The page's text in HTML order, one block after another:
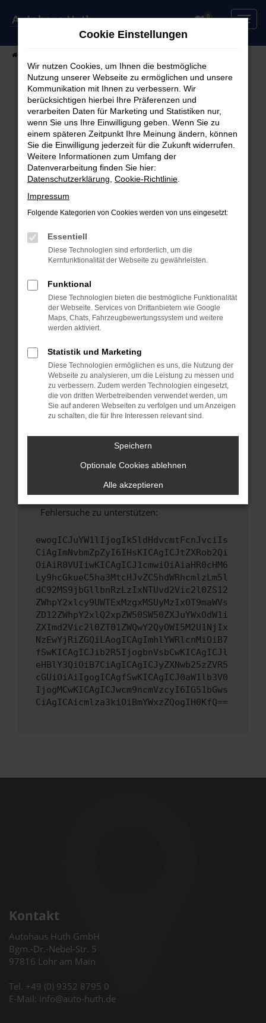
Zum
0
Fehler: Network Error
Beim Laden ist ein Fehler aufgetreten.
Hier sind ein paar Tipps, die dir helfen können:
Überprüfe deine Firewall und deine
Internetverbindung.
Laden andere Webseiten, zum Beispiel deine
Manche Erweiterungen, wie Werbeblocker,
können das Laden bestimmter Seiten
verhindern. Funktioniert die Seite in einem
Fenster?
Starte dein Gerät neu.
Das kann manchmal helfen, vorübergehende
Probleme zu beheben.
Stelle sicher, dass dein Browser und dein
Betriebssystem auf dem neuesten Stand
sind.
Veraltete Software birgt nicht nur ein
Sicherheitsrisiko, sondern kann auch dazu
führen, dass bestimmte Funktionen nicht mehr
Wende dich an den Webseitenbetreiber.
Wenn du alle oben genannten Schritte versucht
hast, kontaktiere uns bitte. Wir werden
versuchen, das Problem zu beheben. Du kannst
uns diesen Text schicken, um uns bei der
Fehlersuche zu unterstützen:
ewogICJuYW1lIjogIk5ldHdvcmtFcnJvciIs
CiAgImNvbmZpZyI6IHsKICAgICJtZXRob2Qi
OiAiR0VUIiwKICAgICJ1cmwiOiAiaHR0cHM6
Ly9hcGkueC5ha3MtcHJvZC5hdWRhcmlzLm5l
dC92MS9jbGllbnRzLzIxNTUvd2Vic2l0ZS12
ZWhpY2xlcy9UWTExMzgxMSUyMzIxOT9maWVs
ZD12ZWhpY2xlQ2xpZW50SW50ZXJuYWxOdW1i
ZXImd2Vic2l0ZT01ZWQwY2QyOWI5M2U1NjIx
NzEwYjRiZGQiLAogICAgImhlYWRlcnMiOiB7
fSwKICAgICJib2R5IjogbnVsbCwKICAgICJl
eHBlY3QiOiB7CiAgICAgICJyZXNwb25zZVR5
cGUiOiAiIgogICAgfSwKICAgICJ0aW1lb3V0
IjogMCwKICAgICJwcm9ncmVzcyI6IG51bGws
CiAgICAicmlza3kiOiBmYWxzZQogIH0KfQ==
Kontakt
Autohaus Huth GmbH
Bgm.-Dr.-Nebel-Str. 5
97816 Lohr am Main
Tel. +49 (0) 9352 8795 0
E-Mail: info@auto-huth.de
Cookie Einstellungen
Wir nutzen Cookies, um Ihnen die bestmögliche
Nutzung unserer Webseite zu ermöglichen und unsere
Kommunikation mit Ihnen zu verbessern. Wir
berücksichtigen hierbei Ihre Präferenzen und
verarbeiten Daten für Marketing und Statistiken nur,
wenn Sie uns Ihre Einwilligung geben. Wenn Sie zu
einem späteren Zeitpunkt Ihre Meinung ändern, können
Sie die Einwilligung jederzeit für die Zukunft widerrufen.
Weitere Informationen zum Umfang der
Datenverarbeitung finden Sie hier:
Datenschutzerklärung Cookie-Richtlinie
Impressum
Folgende Kategorien von Cookies werden von uns eingesetzt:
Essentiell
Diese Technologien sind erforderlich, um die
Kernfunktionalität der Webseite zu gewährleisten.
Funktional
Diese Technologien bieten die bestmögliche Funktionalität
der Webseite. Services von Drittanbietern wie Google
Maps, Chats, Fahrzeugbewertungssystem und weitere
werden aktiviert.
Statistik und Marketing
Diese Technologien ermöglichen es uns, die Nutzung der
Webseite zu analysieren, um die Leistung zu messen und
zu verbessern. Zudem werden Technologien eingesetzt,
die von dritten Werbetreibenden verwendet werden, um
Sie auf anderen Webseiten zu verfolgen und um Anzeigen
zu schalten, die für Ihre Interessen relevant sind.
Speichern
Optionale Cookies ablehnen
Alle akzeptieren